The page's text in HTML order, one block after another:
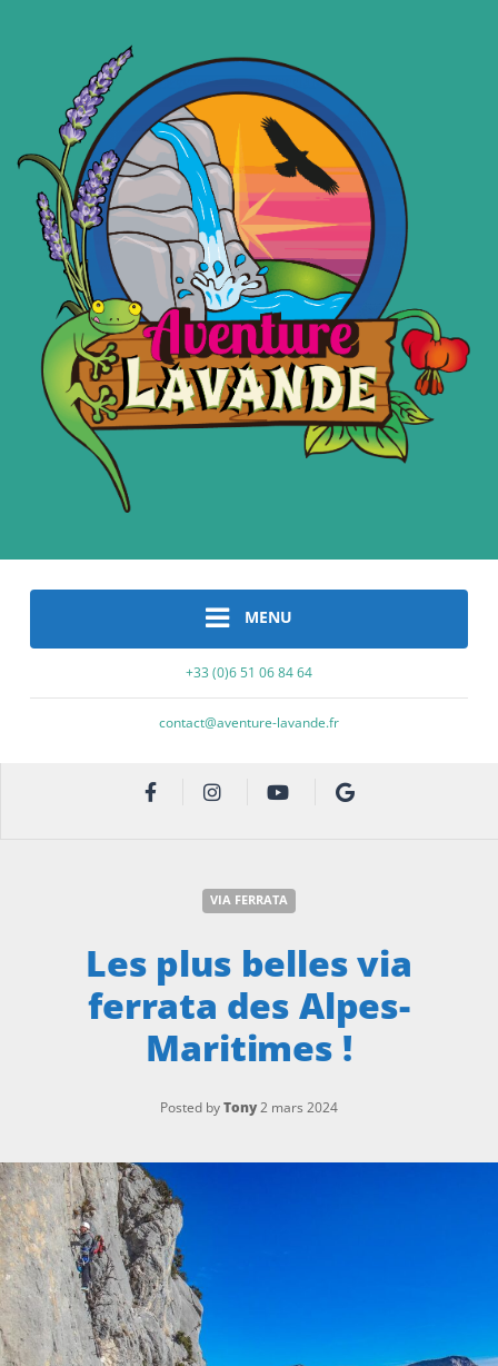
MENU
+33 (0)6 51 06 84 64
contact@aventure-lavande.fr
VIA FERRATA
Les plus belles via
ferrata des Alpes-
Maritimes !
Posted byTony2 mars 2024